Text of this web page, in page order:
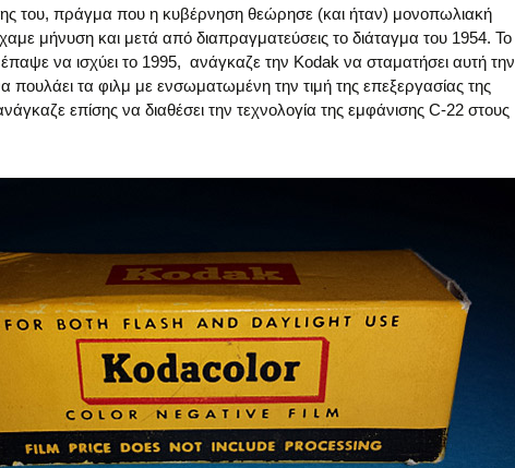
του, πράγμα που η κυβέρνηση θεώρησε (και ήταν) μονοπωλιακή
μήνυση και μετά από διαπραγματεύσεις το διάταγμα του 1954. Το
να ισχύει το 1995, ανάγκαζε την Kodak να σταματήσει αυτή την
πουλάει τα φιλμ με ενσωματωμένη την τιμή της επεξεργασίας της
επίσης να διαθέσει την τεχνολογία της εμφάνισης C-22 στους